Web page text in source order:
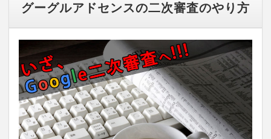
グーグルアドセンスの二次審査のやり方